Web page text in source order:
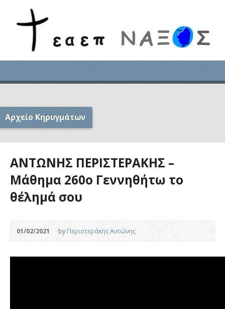
Αρχείο Κηρυγμάτων
ΑΝΤΩΝΗΣ ΠΕΡΙΣΤΕΡΑΚΗΣ –
Μάθημα 260ο Γεννηθήτω το
θέλημά σου
01/02/2021 byΠεριστεράκης Αντώνης